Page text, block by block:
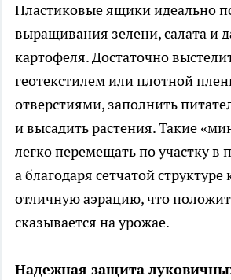
Пластиковые ящики идеально
выращивания зелени, салата и
картофеля. Достаточно
геотекстилем или плотной
отверстиями, заполнить
и высадить растения. Такие
легко перемещать по участку в
а благодаря сетчатой
отличную аэрацию, что
сказывается на урожае.
Надежная защита